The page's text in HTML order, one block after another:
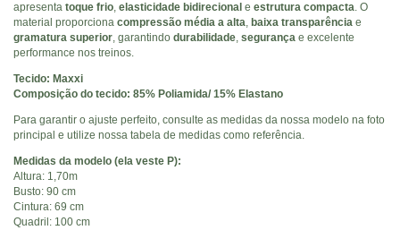
apresenta toque frio, elasticidade bidirecional e estrutura compacta. O
material proporciona compressão média a alta, baixa transparência e
gramatura superior, garantindo durabilidade, segurança e excelente
performance nos treinos.
Tecido: Maxxi
Composição do tecido: 85% Poliamida/ 15% Elastano
Para garantir o ajuste perfeito, consulte as medidas da nossa modelo na foto
principal e utilize nossa tabela de medidas como referência.
Medidas da modelo (ela veste P):
Altura: 1,70m
Busto: 90 cm
Cintura: 69 cm
Quadril: 100 cm